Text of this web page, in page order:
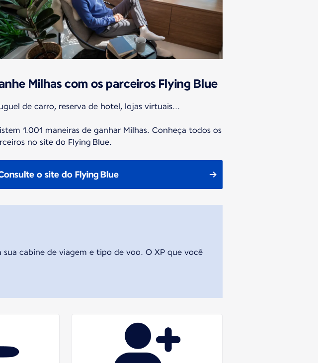
Milhas com os parceiros Flying Blue
de carro, reserva de hotel, lojas virtuais...
1.001 maneiras de ganhar Milhas. Conheça todos os
no site do Flying Blue.
o site do Flying Blue
cabine de viagem e tipo de voo. O XP que você